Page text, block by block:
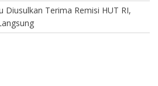
Diusulkan Terima Remisi HUT RI,